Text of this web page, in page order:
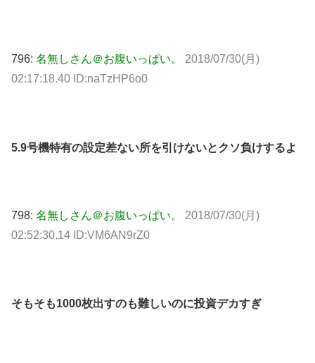
796: 名無しさん＠お腹いっぱい。
2018/07/30(月)
02:17:18.40 ID:naTzHP6o0
5.9号機特有の設定差ない所を引けないとクソ負けするよ
798: 名無しさん＠お腹いっぱい。
2018/07/30(月)
02:52:30.14 ID:VM6AN9rZ0
そもそも1000枚出すのも難しいのに投資デカすぎ